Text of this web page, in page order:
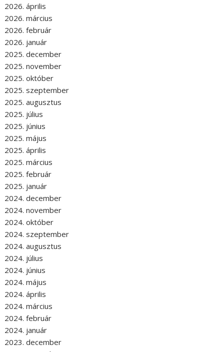
2026. április
2026. március
2026. február
2026. január
2025. december
2025. november
2025. október
2025. szeptember
2025. augusztus
2025. július
2025. június
2025. május
2025. április
2025. március
2025. február
2025. január
2024. december
2024. november
2024. október
2024. szeptember
2024. augusztus
2024. július
2024. június
2024. május
2024. április
2024. március
2024. február
2024. január
2023. december